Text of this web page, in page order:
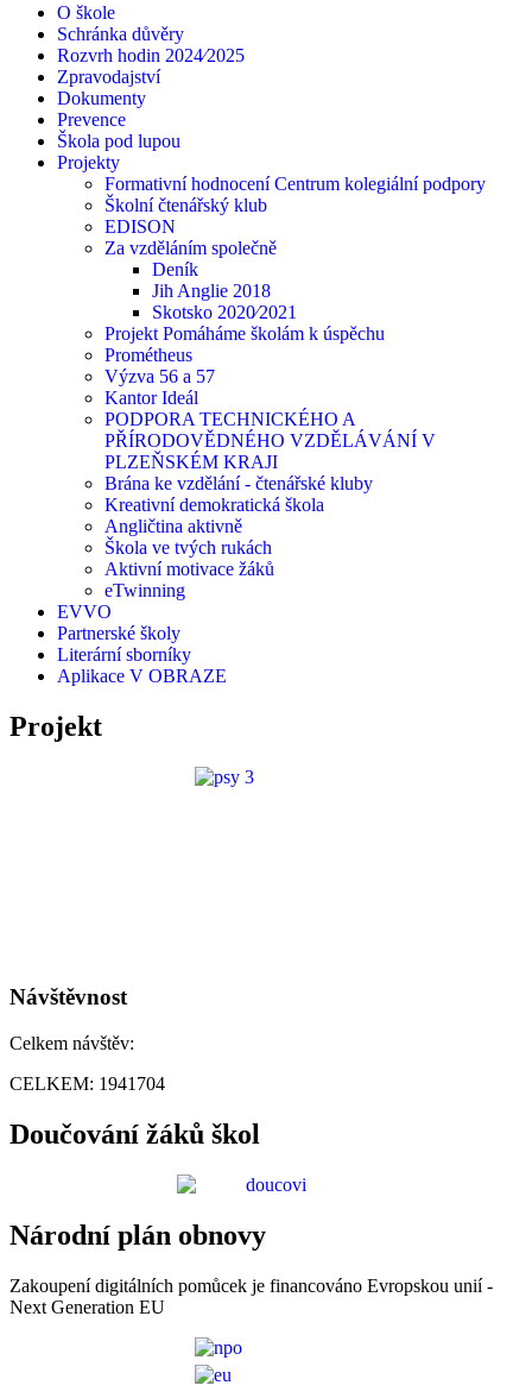
O škole
Schránka důvěry
Rozvrh hodin 2024⁄2025
Zpravodajství
Dokumenty
Prevence
Škola pod lupou
Projekty
Formativní hodnocení Centrum kolegiální podpory
Školní čtenářský klub
EDISON
Za vzděláním společně
Deník
Jih Anglie 2018
Skotsko 2020⁄2021
Projekt Pomáháme školám k úspěchu
Prométheus
Výzva 56 a 57
Kantor Ideál
PODPORA TECHNICKÉHO A
PŘÍRODOVĚDNÉHO VZDĚLÁVÁNÍ V
PLZEŇSKÉM KRAJI
Brána ke vzdělání - čtenářské kluby
Kreativní demokratická škola
Angličtina aktivně
Škola ve tvých rukách
Aktivní motivace žáků
eTwinning
EVVO
Partnerské školy
Literární sborníky
Aplikace V OBRAZE
Projekt
Návštěvnost
Celkem návštěv:
CELKEM: 1941704
Doučování žáků škol
Národní plán obnovy
Zakoupení digitálních pomůcek je financováno Evropskou unií -
Next Generation EU